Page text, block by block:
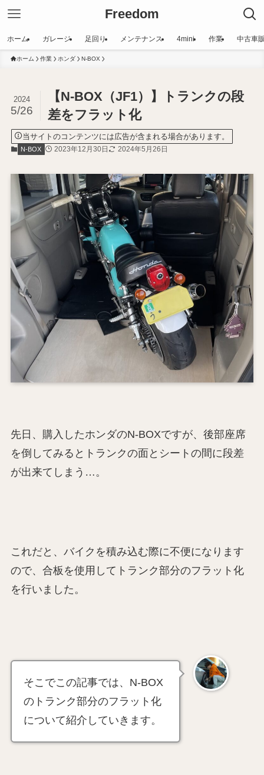
Freedom
ホーム ガレージ 足回り メンテナンス 4mini 作業 中古車
ホーム 作業 ホンダ N-BOX
【N-BOX（JF1）】トランクの段
差をフラット化
2024
5/26
当サイトのコンテンツには広告が含まれる場合があります。
N-BOX 2023年12月30日 2024年5月26日
先日、購入したホンダのN-BOXですが、後部座席
を倒してみるとトランクの面とシートの間に段差
が出来てしまう…。
これだと、バイクを積み込む際に不便になります
ので、合板を使用してトランク部分のフラット化
を行いました。
そこでこの記事では、N-BOX
のトランク部分のフラット化
について紹介していきます。